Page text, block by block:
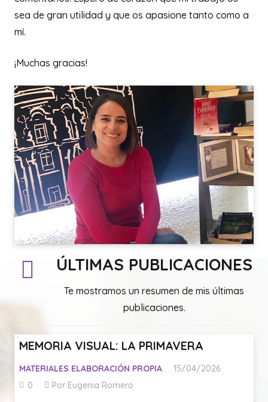
sea de gran utilidad y que os apasione tanto como a
mí.
¡Muchas gracias!
ÚLTIMAS PUBLICACIONES
Te mostramos un resumen de mis últimas
publicaciones.
MEMORIA VISUAL: LA PRIMAVERA
MATERIALES ELABORACIÓN PROPIA
15/04/2026
0
Por Eugenia Romero